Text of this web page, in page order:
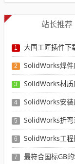
站长推荐
1 大国工匠插件下
2 SolidWorks焊件库
3 SolidWorks材
4 SolidWorks安装后别
5 SolidWorks折
6 SolidWorks工程图转
7 最符合国标GB的